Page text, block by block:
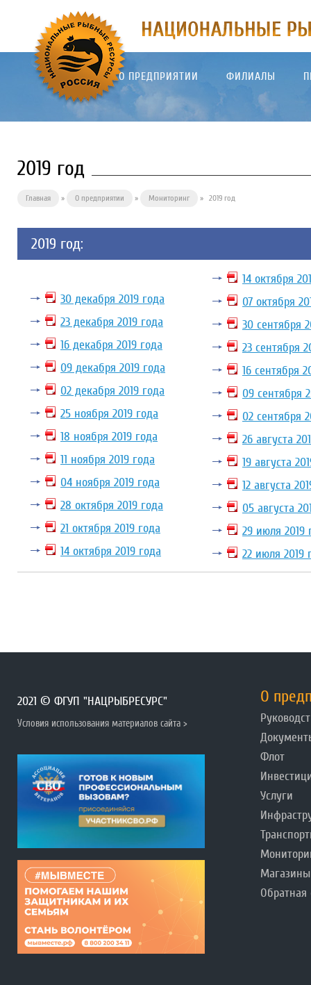
О ПРЕДПРИЯТИИ ФИЛИАЛЫ
2019 год
Главная » О предприятии » Мониторинг » 2019 год
2019 год:
30 декабря 2019 года
23 декабря 2019 года
16 декабря 2019 года
09 декабря 2019 года
02 декабря 2019 года
25 ноября 2019 года
18 ноября 2019 года
11 ноября 2019 года
04 ноября 2019 года
28 октября 2019 года
21 октября 2019 года
14 октября 2019 года
14 октября
07 октября
30 сентября
23 сентября
16 сентября
09 сентября
02 сентября
26 августа
19 августа
12 августа
05 августа
29 июля 2019
22 июля 2019
2021 © ФГУП "НАЦРЫБРЕСУРС"
Условия использования материалов сайта >
О
Флот
Услуги
Магазины
Обратная